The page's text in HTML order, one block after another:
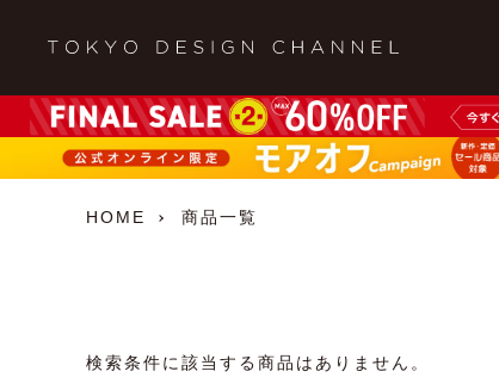
HOME 商品一覧
検索条件に該当する商品はありません。